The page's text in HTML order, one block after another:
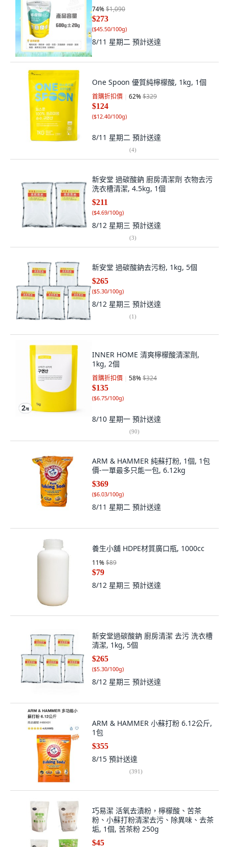
74%$1,090
$273
($45.50/100g)
8/11 星期二 預計送達
One Spoon 優質純檸檬酸, 1kg, 1個
首購折扣價 62%$329
$124
($12.40/100g)
8/11 星期二 預計送達
(4)
新安堂 過碳酸鈉 廚房清潔劑 衣物去污
洗衣槽清潔, 4.5kg, 1個
$211
($4.69/100g)
8/12 星期三 預計送達
(3)
新安堂 過碳酸鈉去污粉, 1kg, 5個
$265
($5.30/100g)
8/12 星期三 預計送達
(1)
INNER HOME 清爽檸檬酸清潔劑,
1kg, 2個
首購折扣價 58%$324
$135
($6.75/100g)
8/10 星期一 預計送達
(90)
ARM & HAMMER 純蘇打粉, 1個, 1包
價-一單最多只能一包, 6.12kg
$369
($6.03/100g)
8/11 星期二 預計送達
養生小舖 HDPE材質廣口瓶, 1000cc
11%$89
$79
8/12 星期三 預計送達
新安堂過碳酸鈉 廚房清潔 去污 洗衣槽
清潔, 1kg, 5個
$265
($5.30/100g)
8/12 星期三 預計送達
ARM & HAMMER 小蘇打粉 6.12公斤,
1包
$355
8/15 預計送達
(391)
巧易潔 活氧去漬粉，檸檬酸、苦茶
粉、小蘇打粉清潔去污、除異味、去茶
垢, 1個, 苦茶粉 250g
$45